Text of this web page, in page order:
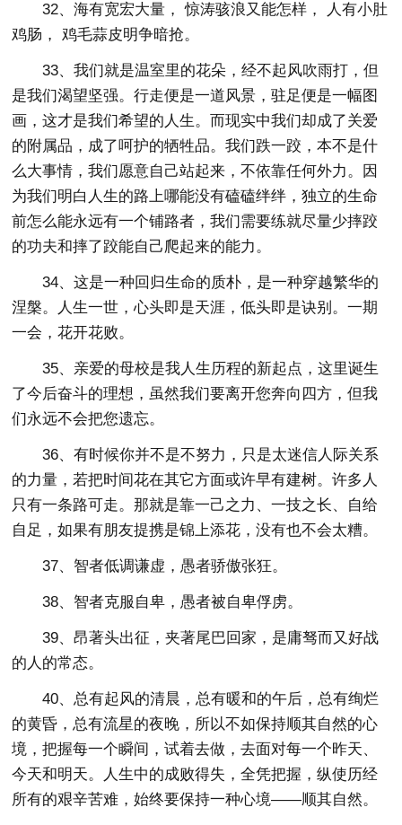
32、海有宽宏大量， 惊涛骇浪又能怎样， 人有小肚
鸡肠， 鸡毛蒜皮明争暗抢。
33、我们就是温室里的花朵，经不起风吹雨打，但
是我们渴望坚强。行走便是一道风景，驻足便是一幅图
画，这才是我们希望的人生。而现实中我们却成了关爱
的附属品，成了呵护的牺牲品。我们跌一跤，本不是什
么大事情，我们愿意自己站起来，不依靠任何外力。因
为我们明白人生的路上哪能没有磕磕绊绊，独立的生命
前怎么能永远有一个铺路者，我们需要练就尽量少摔跤
的功夫和摔了跤能自己爬起来的能力。
34、这是一种回归生命的质朴，是一种穿越繁华的
涅槃。人生一世，心头即是天涯，低头即是诀别。一期
一会，花开花败。
35、亲爱的母校是我人生历程的新起点，这里诞生
了今后奋斗的理想，虽然我们要离开您奔向四方，但我
们永远不会把您遗忘。
36、有时候你并不是不努力，只是太迷信人际关系
的力量，若把时间花在其它方面或许早有建树。许多人
只有一条路可走。那就是靠一己之力、一技之长、自给
自足，如果有朋友提携是锦上添花，没有也不会太糟。
37、智者低调谦虚，愚者骄傲张狂。
38、智者克服自卑，愚者被自卑俘虏。
39、昂著头出征，夹著尾巴回家，是庸驽而又好战
的人的常态。
40、总有起风的清晨，总有暖和的午后，总有绚烂
的黄昏，总有流星的夜晚，所以不如保持顺其自然的心
境，把握每一个瞬间，试着去做，去面对每一个昨天、
今天和明天。人生中的成败得失，全凭把握，纵使历经
所有的艰辛苦难，始终要保持一种心境——顺其自然。